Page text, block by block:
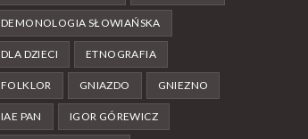
DEMONOLOGIA SŁOWIAŃSKA
DLA DZIECI ETNOGRAFIA
FOLKLOR GNIAZDO GNIEZNO
IAE PAN IGOR GÓREWICZ